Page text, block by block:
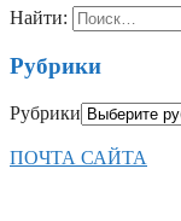
Найти:
Рубрики
Рубрики
ПОЧТА САЙТА